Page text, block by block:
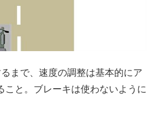
まで、速度の調整は基本的にア
こと。ブレーキは使わないように